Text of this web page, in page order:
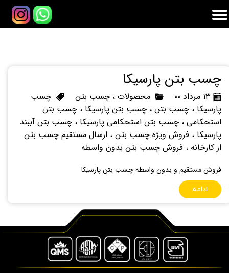
چسب بتن پارسیکا
۱۳ مرداد ۰۰ محصولات ، چسب بتن
چسب
پارسیکا ، چسب بتن ، چسب بتن پارسیکا ، چسب بتن
استحکامی ، چسب بتن استحکامی پارسیکا ، چسب بتن آببند
پارسیکا ، فروش ویژه چسب بتن ، ارسال مستقیم چسب بتن
از کارخانه ، فروش چسب بتن بدون واسطه
فروش مستقیم و بدون واسطه چسب بتن پارسیکا
ادامه